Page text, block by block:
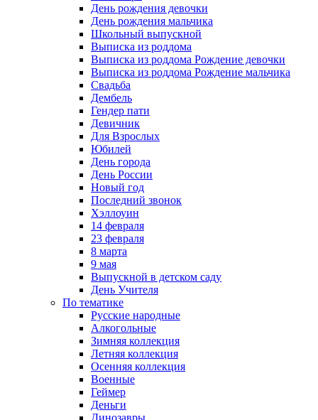
День рождения девочки
День рождения мальчика
Школьный выпускной
Выписка из роддома
Выписка из роддома Рождение девочки
Выписка из роддома Рождение мальчика
Свадьба
Дембель
Гендер пати
Девичник
Для Взрослых
Юбилей
День города
День России
Новый год
Последний звонок
Хэллоуин
14 февраля
23 февраля
8 марта
9 мая
Выпускной в детском саду
День Учителя
По тематике
Русские народные
Алкогольные
Зимняя коллекция
Летняя коллекция
Осенняя коллекция
Военные
Геймер
Деньги
Динозавры